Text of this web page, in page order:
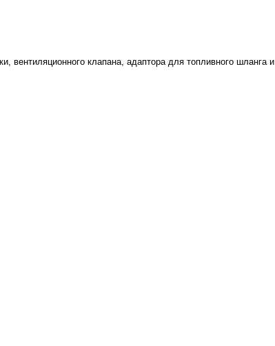
вентиляционного клапана, адаптора для топливного шланга и